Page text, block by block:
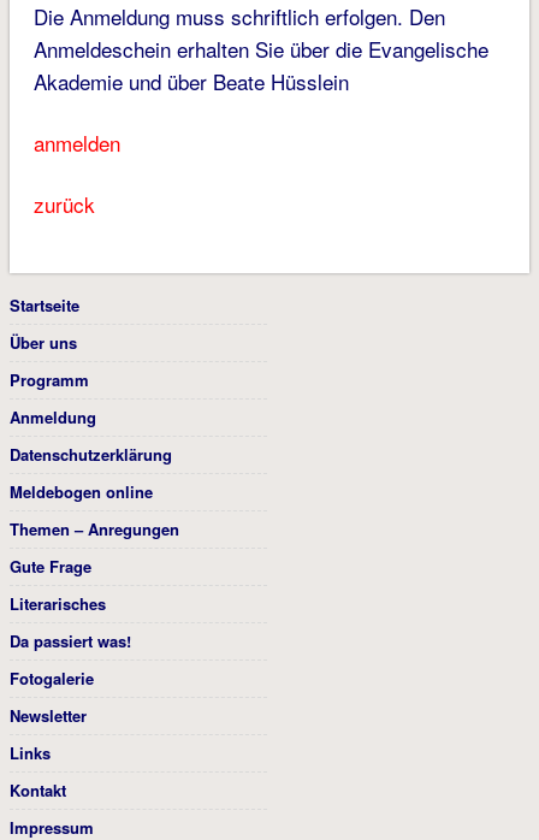
Die Anmeldung muss schriftlich erfolgen. Den
Anmeldeschein erhalten Sie über die Evangelische
Akademie und über Beate Hüsslein
anmelden
zurück
Startseite
Über uns
Programm
Anmeldung
Datenschutzerklärung
Meldebogen online
Themen – Anregungen
Gute Frage
Literarisches
Da passiert was!
Fotogalerie
Newsletter
Links
Kontakt
Impressum